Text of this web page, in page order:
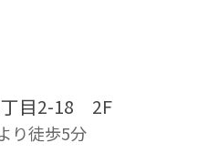
丁目2-18 2F
り徒歩5分